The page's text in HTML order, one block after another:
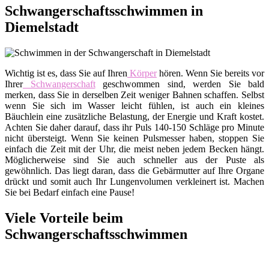
Schwangerschaftsschwimmen in
Diemelstadt
Wichtig ist es, dass Sie auf Ihren Körperhören. Wenn Sie bereits vor
IhrerSchwangerschaftgeschwommen sind, werden Sie bald
merken, dass Sie in derselben Zeit weniger Bahnen schaffen. Selbst
wenn Sie sich im Wasser leicht fühlen, ist auch ein kleines
Bäuchlein eine zusätzliche Belastung, der Energie und Kraft kostet.
Achten Sie daher darauf, dass ihr Puls 140-150 Schläge pro Minute
nicht übersteigt. Wenn Sie keinen Pulsmesser haben, stoppen Sie
einfach die Zeit mit der Uhr, die meist neben jedem Becken hängt.
Möglicherweise sind Sie auch schneller aus der Puste als
gewöhnlich. Das liegt daran, dass die Gebärmutter auf Ihre Organe
drückt und somit auch Ihr Lungenvolumen verkleinert ist. Machen
Sie bei Bedarf einfach eine Pause!
Viele Vorteile beim
Schwangerschaftsschwimmen